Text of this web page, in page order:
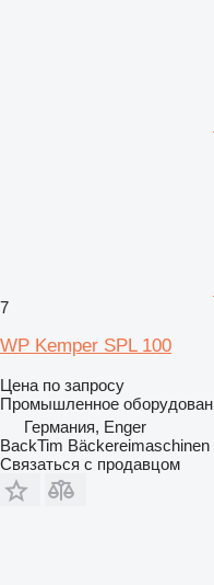
7
WP Kemper SPL 100
Цена по запросу
Промышленное
Германия, Enger
BackTim Bäckereimaschinen
Связаться с продавцом